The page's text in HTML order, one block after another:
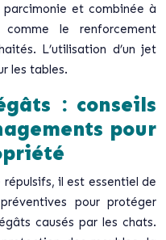
et combinée à
comme le renforcement
L’utilisation d’un jet
les tables.
: conseils
pour
répulsifs, il est essentiel de
pour protéger
causés par les chats.